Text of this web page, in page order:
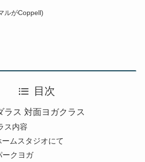
ルがCoppell)
目次
ラス 対面ヨガクラス
ス内容
ムスタジオにて
ークヨガ